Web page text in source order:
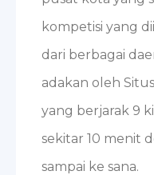
kompetisi yang
dari berbagai
adakan oleh
yang berjarak 9
sekitar 10 menit
sampai ke sana.